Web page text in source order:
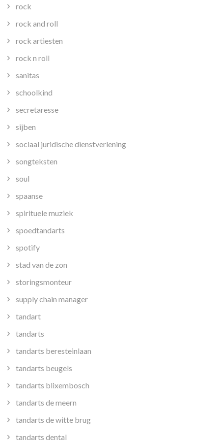
rock
rock and roll
rock artiesten
rock n roll
sanitas
schoolkind
secretaresse
sijben
sociaal juridische dienstverlening
songteksten
soul
spaanse
spirituele muziek
spoedtandarts
spotify
stad van de zon
storingsmonteur
supply chain manager
tandart
tandarts
tandarts beresteinlaan
tandarts beugels
tandarts blixembosch
tandarts de meern
tandarts de witte brug
tandarts dental